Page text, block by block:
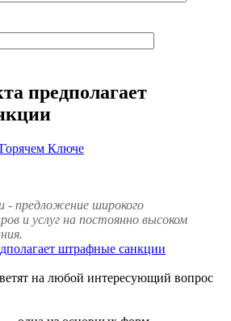
предполагает
Ключе
- предложение широкого
и услуг на постоянно высоком
на любой интересующий вопрос